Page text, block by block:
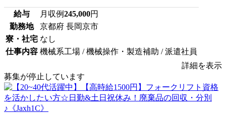
給与 月収例245,000円
勤務地
京都府 長岡京市
寮・社宅 なし
仕事内容 機械系工場 / 機械操作・製造補助 / 派遣社員
詳細を表示
募集が停止しています